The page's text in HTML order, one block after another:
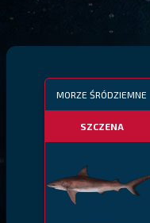
MORZE ŚRÓDZIEMNE
SZCZENA
FILTRY
MALAWI
PYSZCZAK ZACHODNI